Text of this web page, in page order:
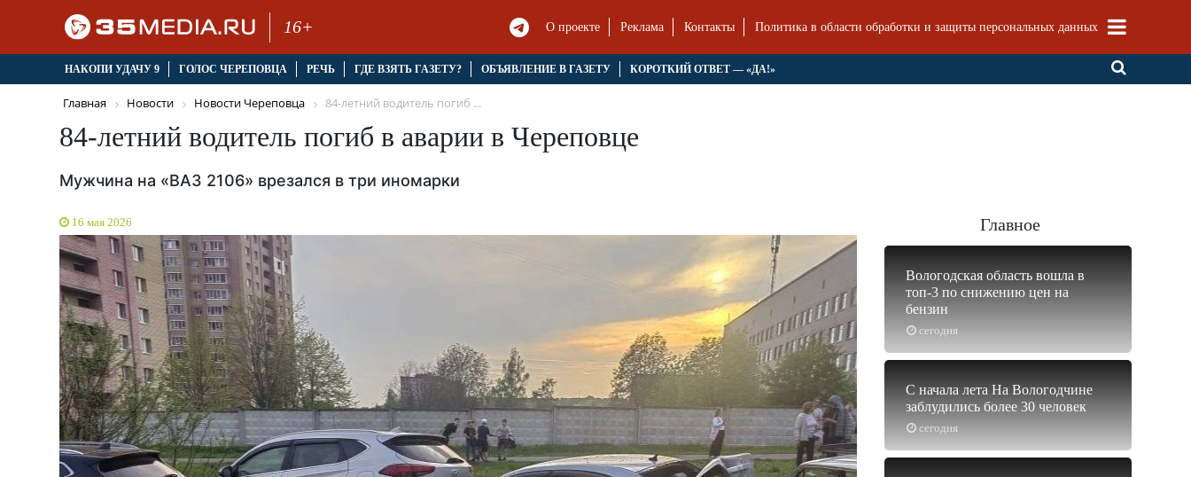
16+ О проекте Реклама Контакты Политика в области обработки и защиты персональных данных
НАКОПИ УДАЧУ 9 ГОЛОС ЧЕРЕПОВЦА РЕЧЬ ГДЕ ВЗЯТЬ ГАЗЕТУ? ОБЪЯВЛЕНИЕ В ГАЗЕТУ КОРОТКИЙ ОТВЕТ — «ДА!»
Главная Новости Новости Череповца 84-летний водитель погиб ...
84-летний водитель погиб в аварии в Череповце
Мужчина на «ВАЗ 2106» врезался в три иномарки
16 мая 2026 Главное
сегодня
Вологодская область вошла в
топ-3 по снижению цен на
бензин
сегодня
С начала лета На Вологодчине
заблудились более 30 человек